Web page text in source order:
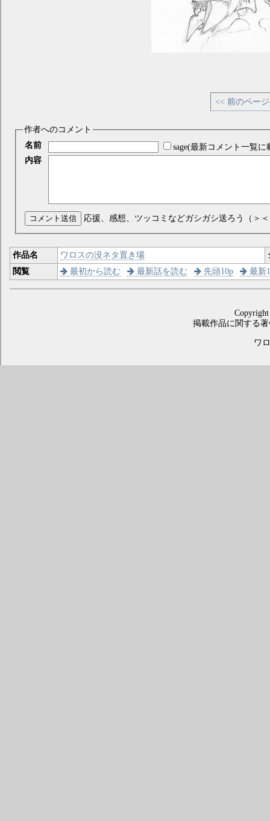
<< 前のペー
作者へのコメント
名前
sage(最新コメント一覧に
内容
コメント送信 応援、感想、ツッコミなどガシガシ送ろう（＞
作品名 ワロスの没ネタ置き場
閲覧
最初から読む 最新話を読む 先頭10p 最新
掲載作品に関する
ワ